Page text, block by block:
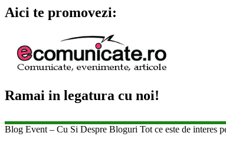
Aici te promovezi:
Ramai in legatura cu noi!
Blog Event – Cu Si Despre Bloguri Tot ce este de